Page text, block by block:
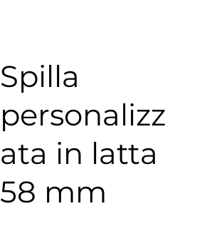
Spilla
personalizz
ata in latta
58 mm